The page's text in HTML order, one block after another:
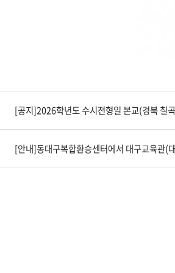
[공지]2026학년도 수시전형일 본교(경북 칠
[안내]동대구복합환승센터에서 대구교육관(